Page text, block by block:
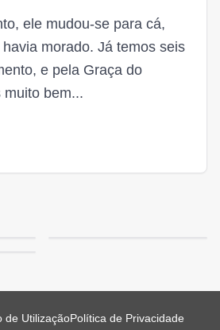
ele mudou-se para cá,
morado. Já temos seis
e pela Graça do
muito bem...
de UtilizaçãoPolítica de Privacidade